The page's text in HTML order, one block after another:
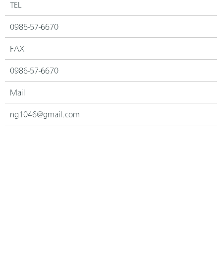
TEL
0986-57-6670
FAX
0986-57-6670
Mail
ng1046@gmail.com